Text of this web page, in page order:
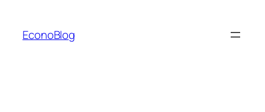
contenido
EconoBlog